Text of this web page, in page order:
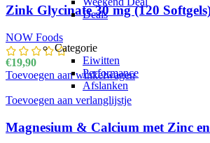
Deals
Categorie
Eiwitten
Performance
Afslanken
Zink Glycinate 30 mg (120
NOW Foods
€19,90
Toevoegen aan winkelwagen
Toevoegen aan verlanglijstje
Magnesium & Calcium met Zinc